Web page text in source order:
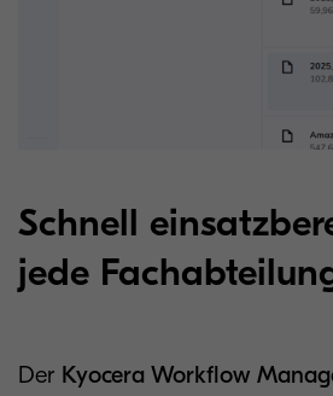
Schnell
jede
Der Kyocera Workflow